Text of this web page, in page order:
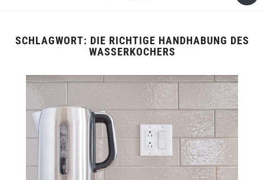
SCHLAGWORT: DIE RICHTIGE HANDHABUNG DES
WASSERKOCHERS